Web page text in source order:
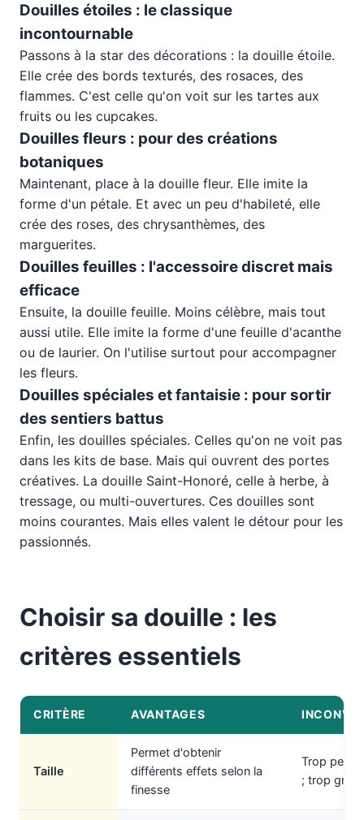
Douilles étoiles : le classique
incontournable
Passons à la star des décorations : la douille étoile.
Elle crée des bords texturés, des rosaces, des
flammes. C'est celle qu'on voit sur les tartes aux
fruits ou les cupcakes.
Douilles fleurs : pour des créations
botaniques
Maintenant, place à la douille fleur. Elle imite la
forme d'un pétale. Et avec un peu d'habileté, elle
crée des roses, des chrysanthèmes, des
marguerites.
Douilles feuilles : l'accessoire discret mais
efficace
Ensuite, la douille feuille. Moins célèbre, mais tout
aussi utile. Elle imite la forme d'une feuille d'acanthe
ou de laurier. On l'utilise surtout pour accompagner
les fleurs.
Douilles spéciales et fantaisie : pour sortir
des sentiers battus
Enfin, les douilles spéciales. Celles qu'on ne voit pas
dans les kits de base. Mais qui ouvrent des portes
créatives. La douille Saint-Honoré, celle à herbe, à
tressage, ou multi-ouvertures. Ces douilles sont
moins courantes. Mais elles valent le détour pour les
passionnés.
Choisir sa douille : les
critères essentiels
CRITÈRE AVANTAGES
Taille
Permet d'obtenir
différents effets selon la
finesse
Trop
; trop